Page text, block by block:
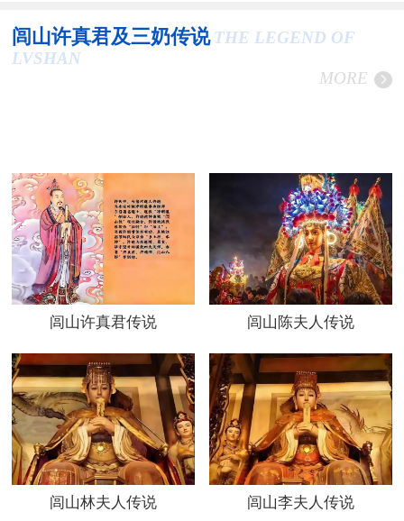
闾山许真君及三奶传说 THE LEGEND OF
LVSHAN
MORE
闾山许真君传说 闾山陈夫人传说
闾山林夫人传说 闾山李夫人传说